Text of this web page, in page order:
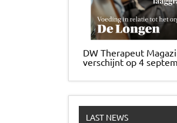
DW Therapeut
verschijnt op 4
LAST NEWS